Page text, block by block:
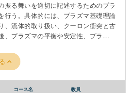
振る舞いを適切に記述するためのプラ
行う。具体的には、プラズマ基礎理論
、流体的取り扱い、クーロン衝突と古
プラズマの平衡や安定性、プラズマ
る。
コース名 教員